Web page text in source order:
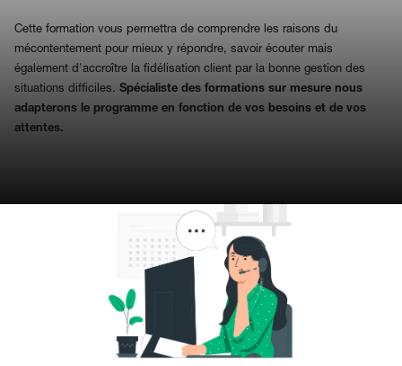
Cette formation vous permettra de comprendre les raisons du
mécontentement pour mieux y répondre, savoir écouter mais
également d'accroître la fidélisation client par la bonne gestion des
situations difficiles. Spécialiste des formations sur mesure nous
adapterons le programme en fonction de vos besoins et de vos
attentes.